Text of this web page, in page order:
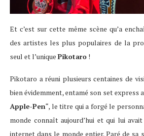
Et c’est sur cette même scène qu’a
des artistes les plus populaires de la
seul et l’unique Pikotaro !
Pikotaro a réuni plusieurs centaines de
bien évidemment, entamé son set express
Apple-Pen“, le titre qui a forgé le
monde connaît aujourd’hui et qui lui
internet dans le monde entier. Paré de sa